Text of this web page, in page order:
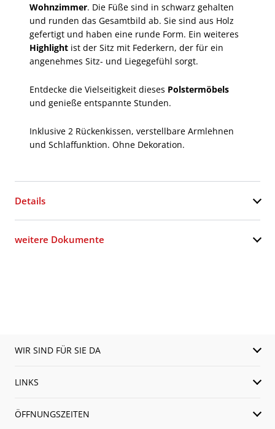
Wohnzimmer. Die Füße sind in schwarz gehalten
und runden das Gesamtbild ab. Sie sind aus Holz
gefertigt und haben eine runde Form. Ein weiteres
Highlight ist der Sitz mit Federkern, der für ein
angenehmes Sitz- und Liegegefühl sorgt.
Entdecke die Vielseitigkeit dieses Polstermöbels
und genieße entspannte Stunden.
Inklusive 2 Rückenkissen, verstellbare Armlehnen
und Schlaffunktion. Ohne Dekoration.
Details
weitere Dokumente
WIR SIND FÜR SIE DA
LINKS
ÖFFNUNGSZEITEN